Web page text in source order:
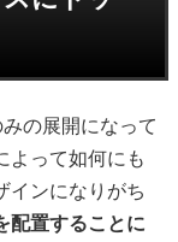
の展開になって
よって如何にも
インになりがち
配置することに